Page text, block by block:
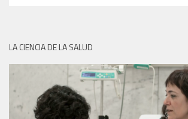
LA CIENCIA DE LA SALUD